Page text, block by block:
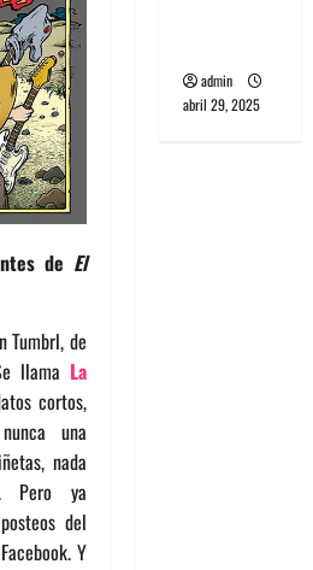
de El
Tumbrl, de
llama La
cortos,
una
nada
Pero ya
del
Y
admin
abril 29, 2025